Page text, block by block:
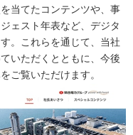
当てたコンテンツや、事
ェスト年表など、デジタ
。これらを通じて、当社
いただくとともに、今後
ご覧いただけます。